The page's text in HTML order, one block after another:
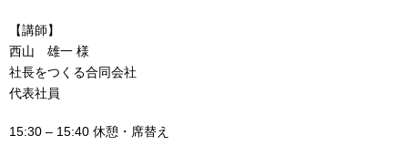
【講師】
西山 雄一 様
社長をつくる合同会社
代表社員
15:30 – 15:40 休憩・席替え